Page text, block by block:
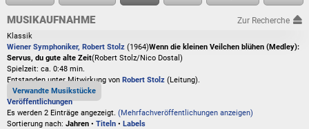
MUSIKAUFNAHME Zur Recherche
Klassik
Wiener Symphoniker, Robert Stolz (1964)Wenn die kleinen Veilchen blühen (Medley):
Servus, du gute alte Zeit(Robert Stolz/Nico Dostal)
Spielzeit: ca. 0:48 min.
Entstanden unter Mitwirkung von Robert Stolz (Leitung).
Verwandte Musikstücke
Veröffentlichungen
Es werden 2 Einträge angezeigt. (Mehrfachveröffentlichungen anzeigen)
Sortierung nach: Jahren • Titeln • Labels